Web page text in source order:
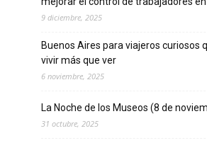
9 diciembre, 2025
Buenos Aires para viajeros curiosos
vivir más que ver
6 noviembre, 2025
La Noche de los Museos (8 de
31 octubre, 2025